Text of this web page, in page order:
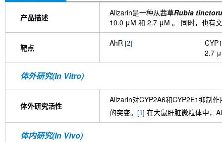
产品描述 Alizarin是一种从茜草Rubia
10.0 μM 和 2.7 μM 。 同时，也有
靶点 AhR [2]
2.7
体外研究(In Vitro)
体外研究活性
Alizarin对CYP2A6和CYP2E1抑制
的突变。
[1] 在大鼠肝脏微粒体中，
体内研究(In Vivo)